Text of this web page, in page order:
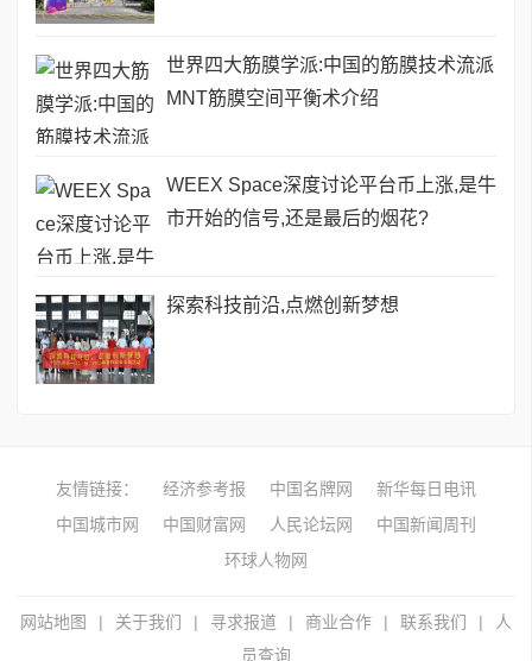
世界四大筋膜学派:中国的筋膜技术流派
MNT筋膜空间平衡术介绍
WEEX Space深度讨论平台币上涨,是牛
市开始的信号,还是最后的烟花?
探索科技前沿,点燃创新梦想
友情链接： 经济参考报 中国名牌网
新华每日电讯
中国城市网
中国财富网 人民论坛网
中国新闻周刊
环球人物网
网站地图 | 关于我们 | 寻求报道 | 商业合作 | 联系我们 |
人
员查询